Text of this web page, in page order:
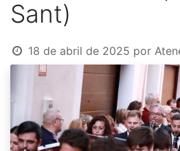
Sant)
18 de abril de 2025 por